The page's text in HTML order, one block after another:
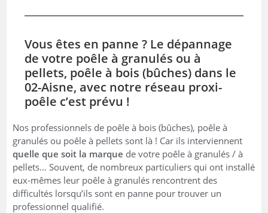
Vous êtes en panne ? Le dépannage
de votre poêle à granulés ou à
pellets, poêle à bois (bûches) dans le
02-Aisne, avec notre réseau proxi-
poêle c’est prévu !
Nos professionnels de poêle à bois (bûches), poêle à
granulés ou poêle à pellets sont là ! Car ils interviennent
quelle que soit la marque de votre poêle à granulés / à
pellets… Souvent, de nombreux particuliers qui ont installé
eux-mêmes leur poêle à granulés rencontrent des
difficultés lorsqu’ils sont en panne pour trouver un
professionnel qualifié.